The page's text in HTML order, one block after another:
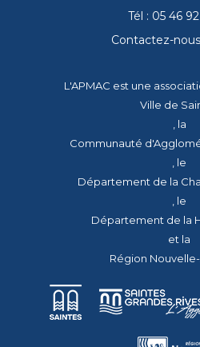
Tél : 05 46
Contactez-
L'APMAC est une
Ville de
, la
Communauté
, le
Département de la
, le
Département de la
et la
Région